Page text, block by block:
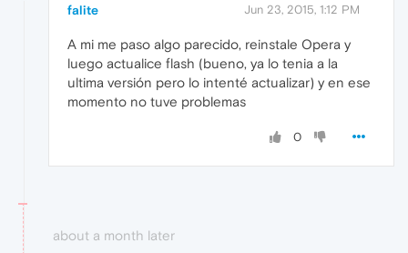
falite Jun 23, 2015, 1:12 PM
A mi me paso algo parecido, reinstale Opera y
luego actualice flash (bueno, ya lo tenia a la
ultima versión pero lo intenté actualizar) y en ese
momento no tuve problemas
0
about a month later